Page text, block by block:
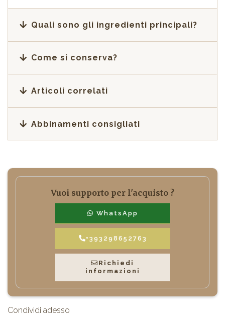
Quali sono gli ingredienti principali?
Come si conserva?
Articoli correlati
Abbinamenti consigliati
Vuoi supporto per l'acquisto ?
WhatsApp
+393298652763
Richiedi
informazioni
Condividi adesso